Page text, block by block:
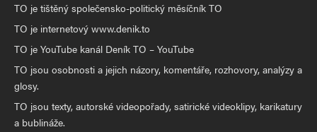
TO je tištěný společensko-politický měsíčník TO
TO je internetový www.denik.to
TO je YouTube kanál Deník TO – YouTube
TO jsou osobnosti a jejich názory, komentáře, rozhovory, analýzy a
glosy.
TO jsou texty, autorské videopořady, satirické videoklipy, karikatury
a bublináže.